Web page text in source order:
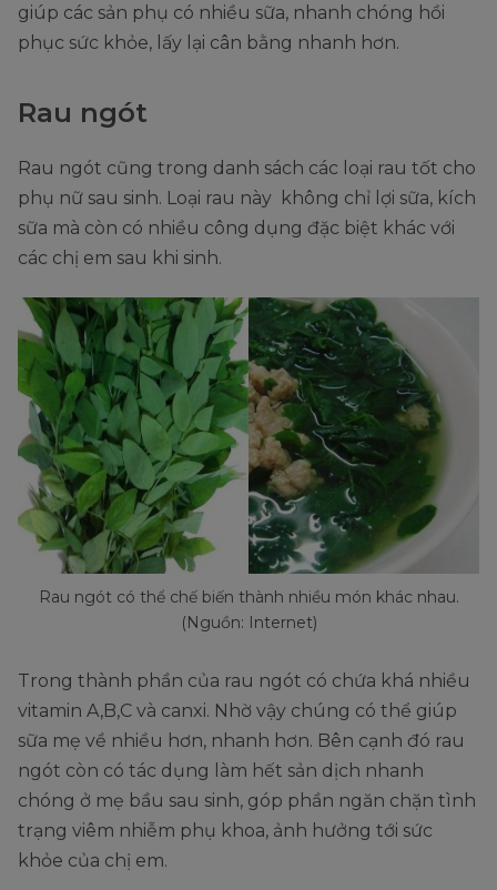
giúp các sản phụ có nhiều sữa, nhanh chóng hồi
phục sức khỏe, lấy lại cân bằng nhanh hơn.
Rau ngót
Rau ngót cũng trong danh sách các loại rau tốt cho
phụ nữ sau sinh. Loại rau này không chỉ lợi sữa, kích
sữa mà còn có nhiều công dụng đặc biệt khác với
các chị em sau khi sinh.
Rau ngót có thể chế biến thành nhiều món khác nhau.
(Nguồn: Internet)
Trong thành phần của rau ngót có chứa khá nhiều
vitamin A,B,C và canxi. Nhờ vậy chúng có thể giúp
sữa mẹ về nhiều hơn, nhanh hơn. Bên cạnh đó rau
ngót còn có tác dụng làm hết sản dịch nhanh
chóng ở mẹ bầu sau sinh, góp phần ngăn chặn tình
trạng viêm nhiễm phụ khoa, ảnh hưởng tới sức
khỏe của chị em.